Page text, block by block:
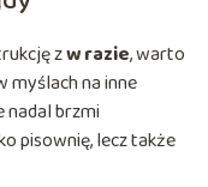
zw razie, warto
myślach na inne
nadal brzmi
pisownię, lecz także